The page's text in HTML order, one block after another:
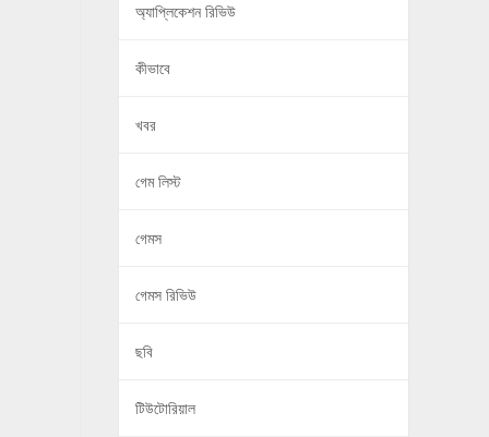
অ্যাপ্লিকেশন রিভিউ
কীভাবে
খবর
গেম লিস্ট
গেমস
গেমস রিভিউ
ছবি
টিউটোরিয়াল